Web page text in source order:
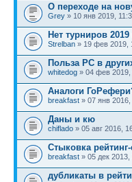
О переходе на
Grey » 10 янв 2019,
Нет турниров 2019
Strelban » 19 фев 2019,
Польза РС в
whitedog » 04 фев 2019,
Аналоги
breakfast » 07 янв
Даны и кю
chiflado » 05 авг 2016,
Стыковка
breakfast » 05 дек 2013,
дубликаты в